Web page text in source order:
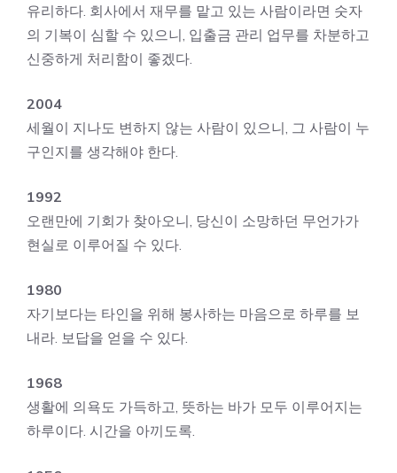
유리하다. 회사에서 재무를 맡고 있는 사람이라면 숫자
의 기복이 심할 수 있으니, 입출금 관리 업무를 차분하고
신중하게 처리함이 좋겠다.
2004
세월이 지나도 변하지 않는 사람이 있으니, 그 사람이 누
구인지를 생각해야 한다.
1992
오랜만에 기회가 찾아오니, 당신이 소망하던 무언가가
현실로 이루어질 수 있다.
1980
자기보다는 타인을 위해 봉사하는 마음으로 하루를 보
내라. 보답을 얻을 수 있다.
1968
생활에 의욕도 가득하고, 뜻하는 바가 모두 이루어지는
하루이다. 시간을 아끼도록.